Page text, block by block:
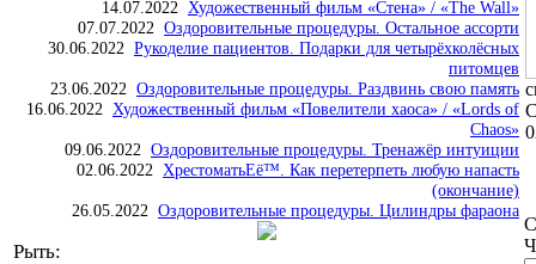
14.07.2022 Художественный фильм «Стена» / «The Wall»
07.07.2022 Оздоровительные процедуры. Остальное ассорти
30.06.2022 Рукоделие пациентов. Подарки для четырёхколёсных
питомцев
23.06.2022 Оздоровительные процедуры. Раздвинь свою память
16.06.2022 Художественный фильм «Повелители хаоса» / «Lords of
Chaos»
09.06.2022 Оздоровительные процедуры. Тренажёр интуиции
02.06.2022 ХрестоматьЕё™. Как перетерпеть любую напасть
(окончание)
26.05.2022 Оздоровительные процедуры. Цилиндры фараона
Рыть: